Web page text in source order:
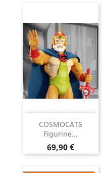
COSMOCATS
Figurine...
Prix
69,90 €